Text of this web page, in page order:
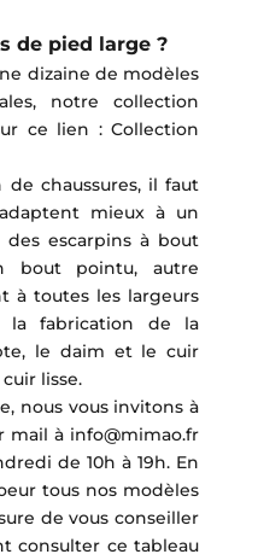
de pied large ?
dizaine de modèles
notre collection
ce lien :Collection
chaussures, il faut
mieux à un
escarpins à bout
bout pointu, autre
à toutes les largeurs
fabrication de la
le daim et le cuir
lisse.
nous vous invitons à
à info@mimao.fr
de 10h à 19h. En
tous nos modèles
de vous conseiller
consulter ce tableau